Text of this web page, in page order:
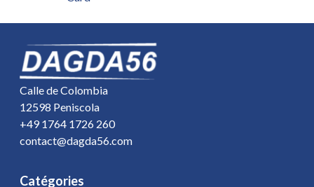
Calle de Colombia
12598 Peniscola
+49 1764 1726 260
contact@dagda56.com
Catégories